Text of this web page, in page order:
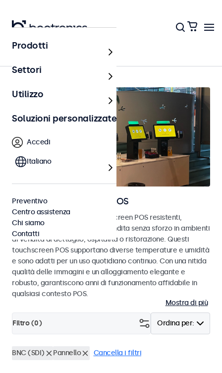
Home
Monitor e touchscreen POS
Scopri i nostri monitor e touchscreen POS resistenti,
progettati per transazioni di vendita senza sforzo in ambienti
di vendita al dettaglio, ospitalità o ristorazione. Questi
touchscreen POS supportano diverse temperature e umidità
e sono adatti per un uso quotidiano continuo. Con una nitida
qualità delle immagini e un alloggiamento elegante e
robusto, garantiscono anni di funzionamento affidabile in
qualsiasi contesto POS.
Mostra di più
Ordina per:
Filtro (0)
BNC (SDI) Pannello Cancella i filtri
Prodotti
Settori
Utilizzo
Soluzioni personalizzate
Accedi
Italiano
Preventivo
Centro assistenza
Chi siamo
Contatti